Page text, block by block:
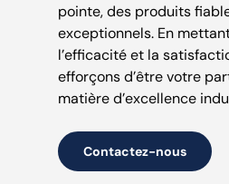
pointe, des produits
exceptionnels. En
l’efficacité et la
efforçons d’être votre
matière d’excellence
Contactez-nous